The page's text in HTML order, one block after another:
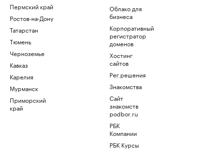
Пермский край
Ростов-на-Дону
Татарстан
Тюмень
Черноземье
Кавказ
Карелия
Мурманск
Приморский
край
Облако для
бизнеса
Корпоративный
регистратор
доменов
Хостинг
сайтов
Рег.решения
Знакомства
Сайт
знакомств
podbor.ru
РБК
Компании
РБК Курсы